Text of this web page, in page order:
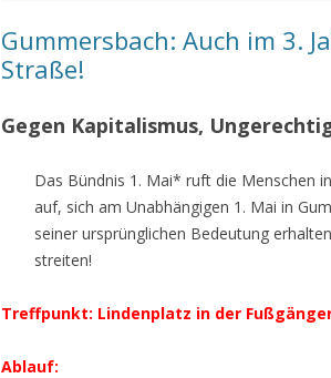
Gummersbach: Auch im 3.
Straße!
Gegen Kapitalismus,
Das Bündnis 1. Mai* ruft die Menschen
auf, sich am Unabhängigen 1. Mai in
seiner ursprünglichen Bedeutung
streiten!
Treffpunkt: Lindenplatz in der
Ablauf: